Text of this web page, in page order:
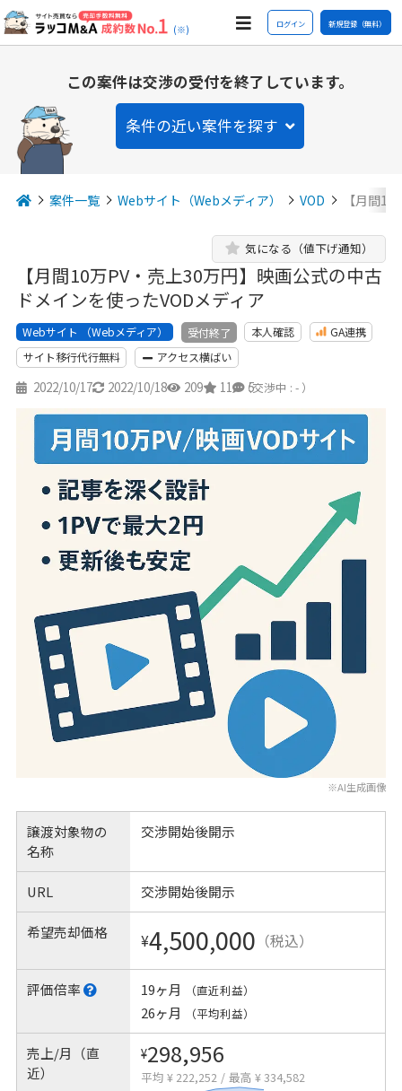
(※) ログイン 新規登録（無料）
この案件は交渉の受付を終了しています。
条件の近い案件を探す
案件一覧 Webサイト（Webメディア） VOD 【月間
【月間10万PV・売上30万円】映画公式の中古
ドメインを使ったVODメディア
気になる（値下げ通知）
Webサイト （Webメディア） 受付終了 本人確認
GA連携
サイト移行代行無料
アクセス横ばい
2022/10/17 2022/10/18 209 11 5
（交渉中 : - ）
※AI生成画像
譲渡対象物の
名称
交渉開始後開示
URL 交渉開始後開示
希望売却価格 ¥4,500,000 （税込）
評価倍率 19ヶ月 （直近利益）
26ヶ月 （平均利益）
売上/月（直
近）
¥298,956
平均 ¥ 222,252 / 最高 ¥ 334,582